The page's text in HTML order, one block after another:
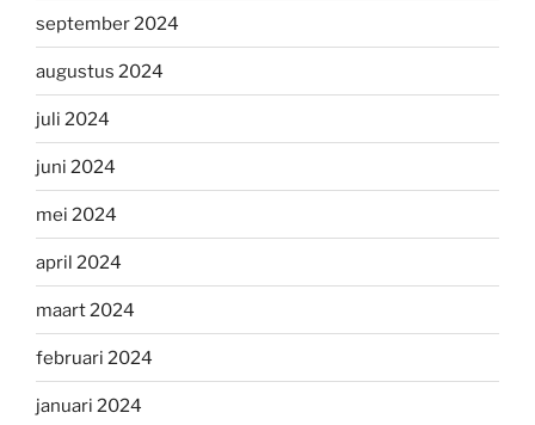
september 2024
augustus 2024
juli 2024
juni 2024
mei 2024
april 2024
maart 2024
februari 2024
januari 2024